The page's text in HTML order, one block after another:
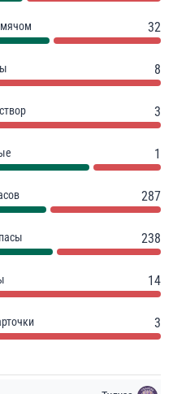
32
8
3
1
287
238
14
3